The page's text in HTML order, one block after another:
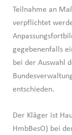
Teilnahme an
verpflichtet
gegebenenfalls
bei der Auswahl
entschieden.
Der Kläger ist
HmbBesO) bei